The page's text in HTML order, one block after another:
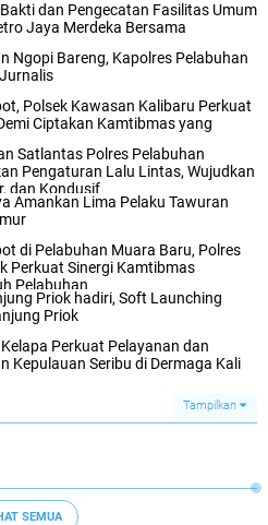
dan Pengecatan Fasilitas Umum
Jaya Merdeka Bersama
Ngopi Bareng, Kapolres Pelabuhan
Polsek Kawasan Kalibaru Perkuat
Ciptakan Kamtibmas yang
Satlantas Polres Pelabuhan
Pengaturan Lalu Lintas, Wujudkan
dan Kondusif
Amankan Lima Pelaku Tawuran
di Pelabuhan Muara Baru, Polres
Perkuat Sinergi Kamtibmas
Pelabuhan
Priok hadiri, Soft Launching
Priok
Perkuat Pelayanan dan
Kepulauan Seribu di Dermaga Kali
Tampilkan
SEMUA